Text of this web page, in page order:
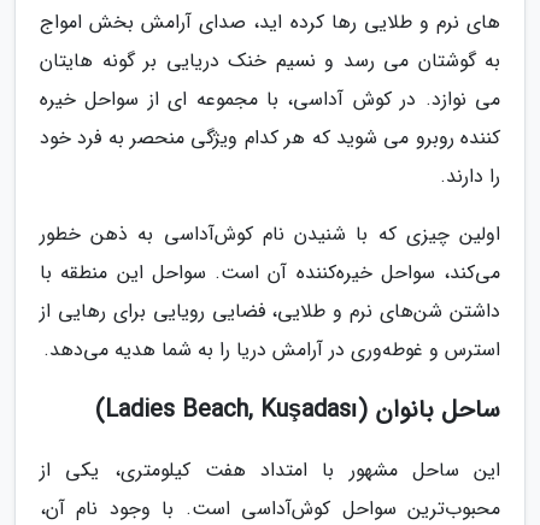
های نرم و طلایی رها کرده اید، صدای آرامش بخش امواج
به گوشتان می رسد و نسیم خنک دریایی بر گونه هایتان
می نوازد. در کوش آداسی، با مجموعه ای از سواحل خیره
کننده روبرو می شوید که هر کدام ویژگی منحصر به فرد خود
را دارند.
اولین چیزی که با شنیدن نام کوش‌آداسی به ذهن خطور
می‌کند، سواحل خیره‌کننده آن است. سواحل این منطقه با
داشتن شن‌های نرم و طلایی، فضایی رویایی برای رهایی از
استرس و غوطه‌وری در آرامش دریا را به شما هدیه می‌دهد.
ساحل بانوان (Ladies Beach, Kuşadası)
این ساحل مشهور با امتداد هفت کیلومتری، یکی از
محبوب‌ترین سواحل کوش‌آداسی است. با وجود نام آن،